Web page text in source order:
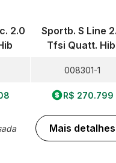
2.0
Sportb. S Line
Tfsi Quatt.
008301-1
R$ 270.799
Mais detalhes